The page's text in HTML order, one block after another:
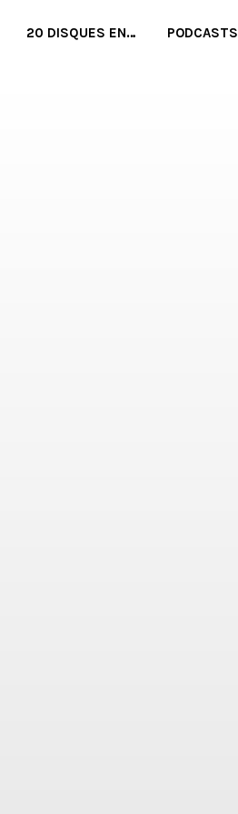
20 DISQUES EN… PODCASTS